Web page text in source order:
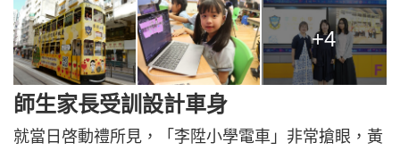
+4
師生家長受訓設計車身
就當日啓動禮所見，「李陞小學電車」非常搶眼，黃